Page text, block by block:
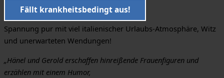
Fällt krankheitsbedingt aus!
Spannung pur mit viel italienischer Urlaubs-Atmosphäre, Witz
und unerwarteten Wendungen!
„Hänel und Gerold erschaffen hinreißende Frauenfiguren und
erzählen mit einem Humor,